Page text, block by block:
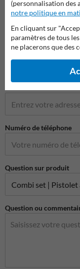
Nom*
Nom de l'entreprise
Numéro de téléphone
Question sur produit
Question ou
(personnalisation des
notre politique en
En cliquant sur
paramètres de tous
ne placerons que des